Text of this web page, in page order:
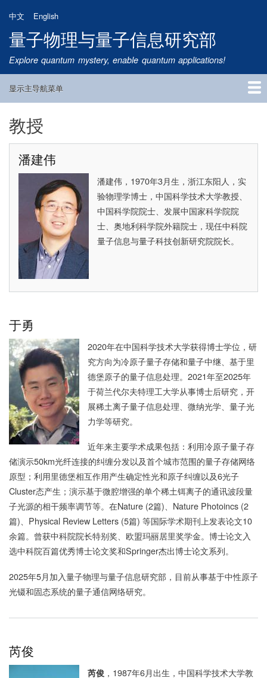
到
主
要
内
中文 English
量子物理与量子信息研究部
Explore quantum mystery, enable quantum applications!
Main
显示主导航菜单
首页
研究方向
量子卫星
团队成员
新闻动态
研究进展
学术报告
论文发表
公告通知
招生信息
相关链接
教授
潘建伟
潘建伟， 1970年3月生，浙江东阳人，实
验物理学博士，中国科学技术大学教授、
中国科学院院士、发展中国家科学院院
士、奥地利科学院外籍院士，现任中科院
量子信息与量子科技创新研究院院长。
于勇
2020年在中国科学技术大学获得博士学位，研
究方向为冷原子量子存储和量子中继、基于里
德堡原子的量子信息处理。2021年至2025年
于荷兰代尔夫特理工大学从事博士后研究，开
展稀土离子量子信息处理、微纳光学、量子光
力学等研究。
近年来主要学术成果包括：利用冷原子量子存
储演示50km光纤连接的纠缠分发以及首个城市范围的量子存储网络
原型；利用里德堡相互作用产生确定性光和原子纠缠以及6光子
Cluster态产生；演示基于微腔增强的单个稀土铒离子的通讯波段量
子光源的相干频率调节等。在Nature (2篇)、Nature Photoincs (2
篇)、Physical Review Letters (5篇) 等国际学术期刊上发表论文10
余篇。曾获中科院院长特别奖、欧盟玛丽居里奖学金。博士论文入
选中科院百篇优秀博士论文奖和Springer杰出博士论文系列。
2025年5月加入量子物理与量子信息研究部，目前从事基于中性原子
光镊和固态系统的量子通信网络研究。
芮俊
芮俊 ， 1987年6月出生，中国科学技术大学教